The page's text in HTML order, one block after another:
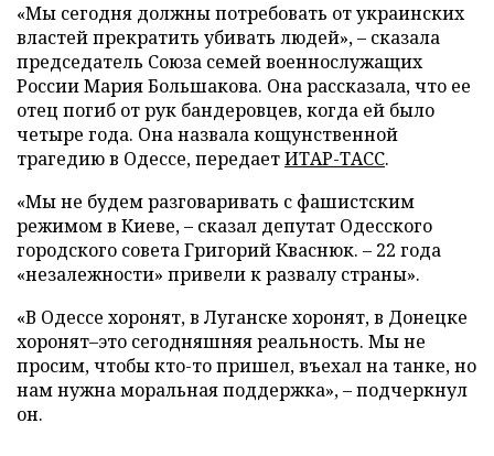
«Мы сегодня должны потребовать от украинских
властей прекратить убивать людей»,– сказала
председатель Союза семей военнослужащих
России Мария Большакова. Она рассказала, что ее
отец погиб от рук бандеровцев, когда ей было
четыре года. Она назвала кощунственной
трагедию в Одессе, передаетИТАР-ТАСС.
«Мы не будем разговаривать с фашистским
режимом в Киеве,– сказал депутат Одесского
городского совета Григорий Кваснюк. – 22 года
«незалежности» привели к развалу страны».
«В Одессе хоронят, в Луганске хоронят, в Донецке
хоронят–это сегодняшняя реальность. Мы не
просим, чтобы кто-то пришел, въехал на танке, но
нам нужна моральная поддержка»,–подчеркнул
он.